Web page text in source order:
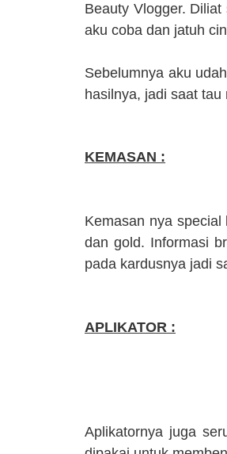
Beauty Vlogger.
aku coba dan jatuh
Sebelumnya aku
hasilnya, jadi saat
KEMASAN :
Kemasan nya
dan gold. Informasi
pada kardusnya jadi
APLIKATOR :
Aplikatornya juga